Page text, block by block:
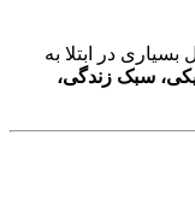
در ابتلا به
سبک زندگی،